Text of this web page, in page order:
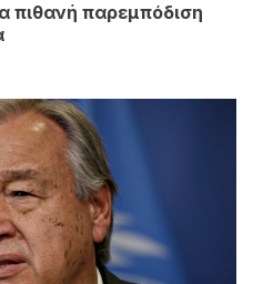
πιθανή παρεμπόδιση